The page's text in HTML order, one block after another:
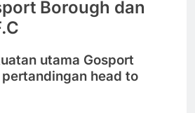
Borough dan
utama Gosport
head to